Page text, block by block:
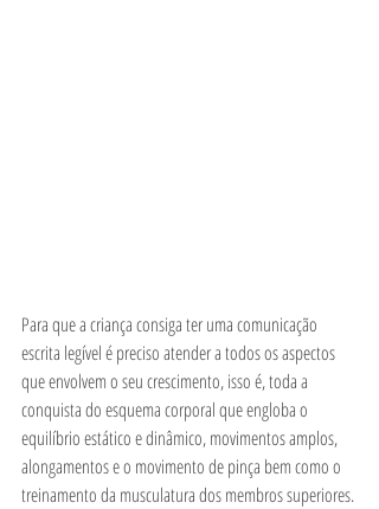
Para que a criança consiga ter uma comunicação
escrita legível é preciso atender a todos os aspectos
que envolvem o seu crescimento, isso é, toda a
conquista do esquema corporal que engloba o
equilíbrio estático e dinâmico, movimentos amplos,
alongamentos e o movimento de pinça bem como o
treinamento da musculatura dos membros superiores.